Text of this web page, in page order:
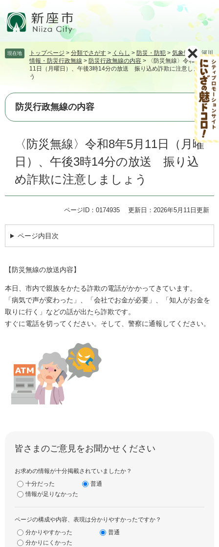
頭飛
本
へ
現在地 トップページ > 分類でさがす > くらし > 防災・防犯 > 気象情報・河川
情報・防災行政無線 > 防災行政無線の内容 >
〈防災無線〉令和8年5月
11日（月曜日）、午後3時14分の放送 振り込め詐欺に注意しましょ
う
防災行政無線の内容
〈防災無線〉令和8年5月11日（月曜
日）、午後3時14分の放送 振り込
め詐欺に注意しましょう
ページID：0174935 更新日：2026年5月11日更新
ページ内目次
【防災無線の放送内容】
本日、市内で親族をかたる詐欺の電話がかかってきています。
「病気で声が変わった」、「会社でお金が必要」、「知人がお金を
取りに行く」などの話が出たら詐欺です。
すぐに電話を切ってください。そして、警察に通報してください。
皆さまのご意見をお聞かせください
お求めの情報が十分掲載されていましたか？
十分だった
普通
情報が足りなかった
ページの構成や内容、表現は分かりやすかったですか？
分かりやすかった
普通
分かりにくかった